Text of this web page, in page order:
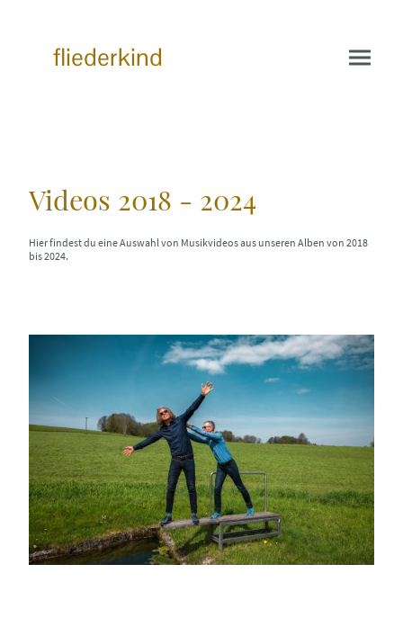
fliederkind
Videos 2018 - 2024
Hier findest du eine Auswahl von Musikvideos aus unseren Alben von 2018
bis 2024.